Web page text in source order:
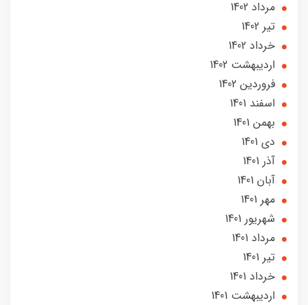
مرداد 1402
تير 1402
خرداد 1402
ارديبهشت 1402
فروردین 1402
اسفند 1401
بهمن 1401
دی 1401
آذر 1401
آبان 1401
مهر 1401
شهریور 1401
مرداد 1401
تير 1401
خرداد 1401
ارديبهشت 1401